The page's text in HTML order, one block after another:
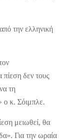
την ελληνική
πίεση δεν τους
τη
ο κ. Σόιμπλε.
μειωθεί, θα
Για την ωραία